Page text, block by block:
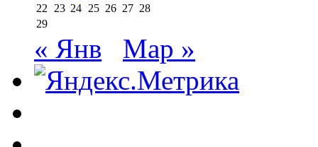
22
23 24 25 26 27 28
29
« Янв Мар »